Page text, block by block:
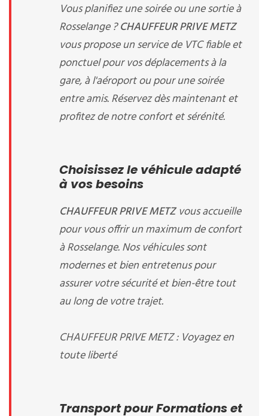
Vous planifiez une soirée ou une sortie à
Rosselange ?CHAUFFEUR PRIVE METZ
vous propose un service de VTC fiable et
ponctuel pour vos déplacements à la
gare, à l'aéroport ou pour une soirée
entre amis. Réservez dès maintenant et
profitez de notre confort et sérénité.
Choisissez le véhicule adapté
à vos besoins
CHAUFFEUR PRIVE METZvous accueille
pour vous offrir un maximum de confort
à Rosselange. Nos véhicules sont
modernes et bien entretenus pour
assurer votre sécurité et bien-être tout
au long de votre trajet.
CHAUFFEUR PRIVE METZ : Voyagez en
toute liberté
Transport pour Formations et